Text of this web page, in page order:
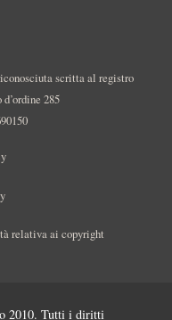
scritta al registro
285
relativa ai copyright
2010. Tutti i diritti